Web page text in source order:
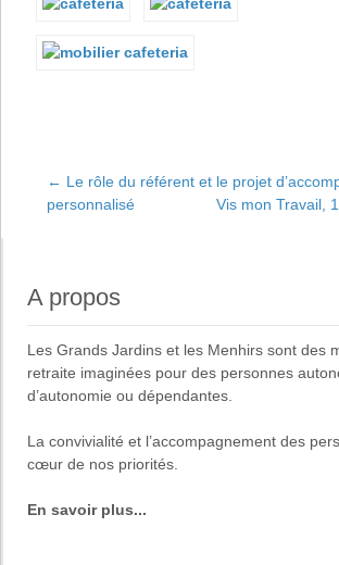
l'article
← Le rôle du référent et le projet
personnalisé
Vis mon Travail,
A propos
LesGrands Jardins et les Menhirs sont des
retraite imaginées pour des personnes
d’autonomie ou dépendantes
Laconvivialité et l’accompagnement des
cœur de nos priorités.
En savoir plus...